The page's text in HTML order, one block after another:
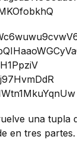
una tupla
en tres partes.